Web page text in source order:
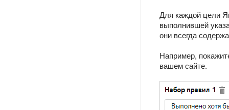
Для каждой цели
выполнившей
они всегда
Например,
вашем сайте.